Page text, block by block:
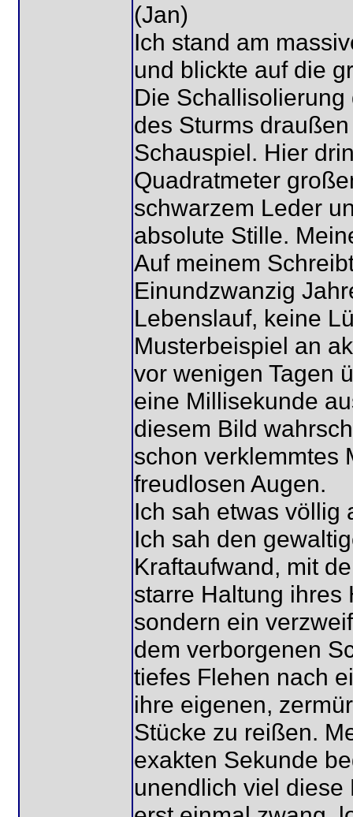
(Jan)
Ich stand am
und blickte auf die
Die
des Sturms
Schauspiel. Hier
Quadratmeter
schwarzem Leder
absolute Stille.
Auf meinem
Einundzwanzig
Lebenslauf, keine
Musterbeispiel an
vor wenigen Tagen
eine Millisekunde
diesem Bild
schon verklemmtes
freudlosen Augen.
Ich sah etwas völlig
Ich sah den
Kraftaufwand, mit
starre Haltung ihres
sondern ein
dem verborgenen
tiefes Flehen nach
ihre eigenen,
Stücke zu reißen.
exakten Sekunde
unendlich viel diese